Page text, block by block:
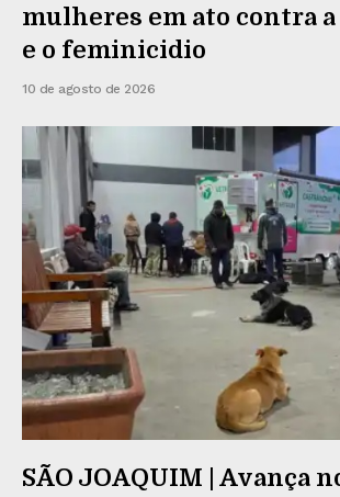
mulheres em ato contra
e o feminicidio
10 de agosto de 2026
SÃO JOAQUIM | Avança